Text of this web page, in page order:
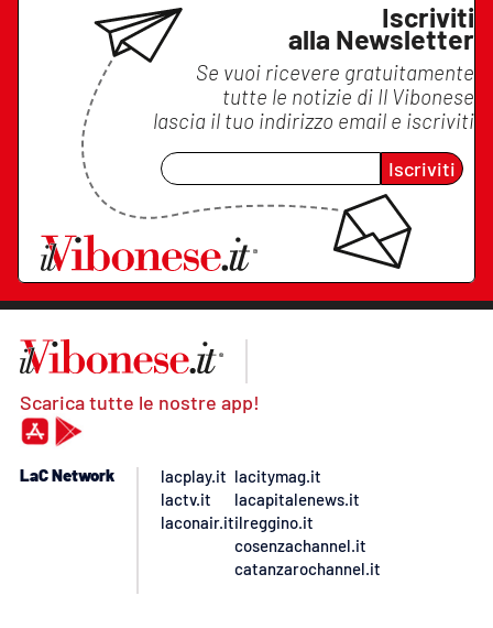
Iscriviti
alla Newsletter
Se vuoi ricevere gratuitamente
tutte le notizie di Il Vibonese
lascia il tuo indirizzo email e iscriviti
Iscriviti
Scarica tutte le nostre app!
LaC Network
lacplay.it
lactv.it
laconair.it
lacitymag.it
lacapitalenews.it
ilreggino.it
cosenzachannel.it
catanzarochannel.it